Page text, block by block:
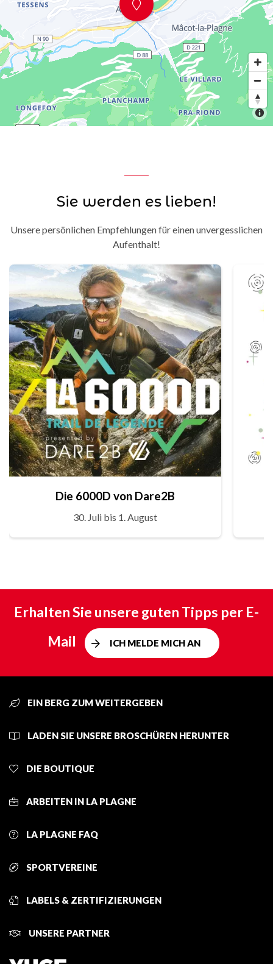
Sie werden es lieben!
Unsere persönlichen Empfehlungen für einen unvergesslichen
Aufenthalt!
Die 6000D von Dare2B
30. Juli bis 1. August
Erhalten Sie unsere guten Tipps per E-
Mail
ICH MELDE MICH AN
EIN BERG ZUM WEITERGEBEN
LADEN SIE UNSERE BROSCHÜREN HERUNTER
DIE BOUTIQUE
ARBEITEN IN LA PLAGNE
LA PLAGNE FAQ
SPORTVEREINE
LABELS & ZERTIFIZIERUNGEN
UNSERE PARTNER